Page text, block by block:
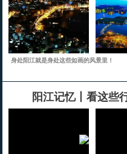
身处阳江就是身处这些如画的风景里！
阳江记忆丨看这些